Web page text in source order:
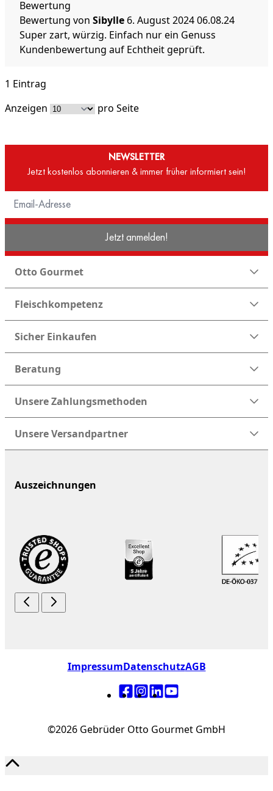
Bewertung
Bewertung von Sibylle 6. August 202406.08.24
Super zart, würzig. Einfach nur ein Genuss
Kundenbewertung auf Echtheit geprüft.
1 Eintrag
Anzeigen
pro Seite
NEWSLETTER
Jetzt kostenlos abonnieren & immer früher informiert sein!
Jetzt anmelden!
Otto Gourmet
Fleischkompetenz
Sicher Einkaufen
Beratung
Unsere Zahlungsmethoden
Unsere Versandpartner
Auszeichnungen
ImpressumDatenschutzAGB
©2026 Gebrüder Otto Gourmet GmbH